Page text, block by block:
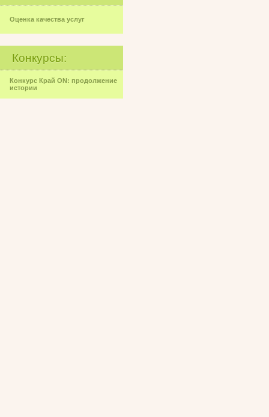
Оценка качества услуг
Конкурсы:
Конкурс Край ON: продолжение
истории